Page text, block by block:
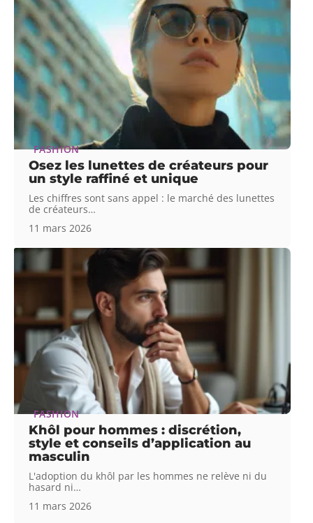
FASHION
Osez les lunettes de créateurs pour
un style raffiné et unique
Les chiffres sont sans appel : le marché des lunettes
de créateurs…
11 mars 2026
FASHION
Khôl pour hommes : discrétion,
style et conseils d’application au
masculin
L'adoption du khôl par les hommes ne relève ni du
hasard ni…
11 mars 2026